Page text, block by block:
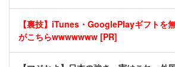
【裏技】iTunes・GooglePlayギフトを
がこちらwwwwwww [PR]